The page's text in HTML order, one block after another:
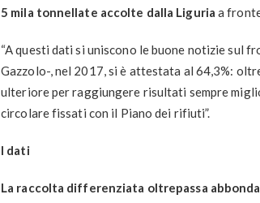
5 mila tonnellate accolte dalla Liguria a
“A questi dati si uniscono le buone notizie sul
Gazzolo-, nel 2017, si è attestata al 64,3%:
ulteriore per raggiungere risultati sempre
circolare fissati con il Piano dei rifiuti”.
I dati
La raccolta differenziata oltrepassa